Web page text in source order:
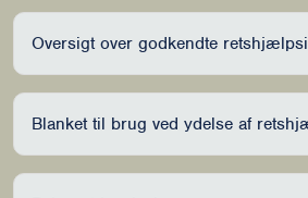
Oversigt over godkendte
Blanket til brug ved ydelse af